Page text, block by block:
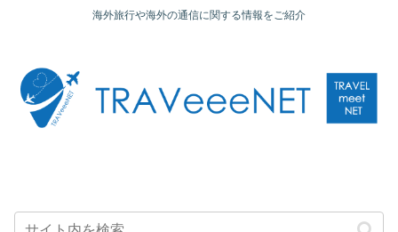
海外旅行や海外の通信に関する情報をご紹介